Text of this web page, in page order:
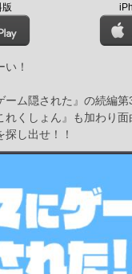
！
ム隠された』の続編第
くしょん』も加わり面
し出せ！！